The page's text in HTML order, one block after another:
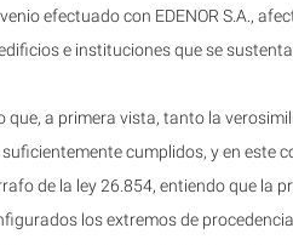
efectuado con EDENOR S.A.,
e instituciones que se
que, a primera vista, tanto la
cumplidos, y en este
de la ley 26.854, entiendo que la
los extremos de